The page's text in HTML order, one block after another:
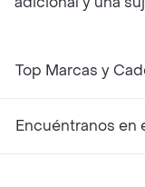
Top Marcas y
Encuéntranos en